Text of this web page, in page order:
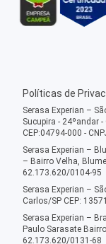
Políticas de
Serasa Experian –
Sucupira - 24ºandar
CEP:04794-000 -
Serasa Experian –
– Bairro Velha,
62.173.620/0104-95
Serasa Experian –
Carlos/SP CEP:
Serasa Experian –
Paulo Sarasate
62.173.620/0131-68